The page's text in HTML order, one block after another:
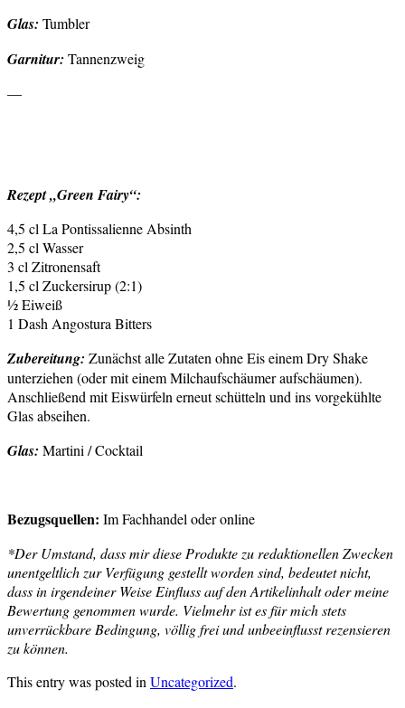
Glas: Tumbler
Garnitur: Tannenzweig
—
Rezept „Green Fairy“:
4,5 cl La Pontissalienne Absinth
2,5 cl Wasser
3 cl Zitronensaft
1,5 cl Zuckersirup (2:1)
½ Eiweiß
1 Dash Angostura Bitters
Zubereitung: Zunächst alle Zutaten ohne Eis einem Dry Shake
unterziehen (oder mit einem Milchaufschäumer aufschäumen).
Anschließend mit Eiswürfeln erneut schütteln und ins vorgekühlte
Glas abseihen.
Glas: Martini / Cocktail
Bezugsquellen: Im Fachhandel oder online
*Der Umstand, dass mir diese Produkte zu redaktionellen Zwecken
unentgeltlich zur Verfügung gestellt worden sind, bedeutet nicht,
dass in irgendeiner Weise Einfluss auf den Artikelinhalt oder meine
Bewertung genommen wurde. Vielmehr ist es für mich stets
unverrückbare Bedingung, völlig frei und unbeeinflusst rezensieren
zu können.
This entry was posted inUncategorized.